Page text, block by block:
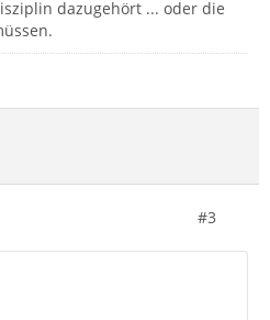
dazugehört ... oder die
#3